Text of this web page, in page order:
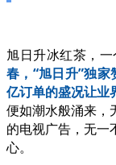
旭日升冰红茶，
春，“旭日升”独
亿订单的盛况让业
便如潮水般涌来，
的电视广告，无一
心。